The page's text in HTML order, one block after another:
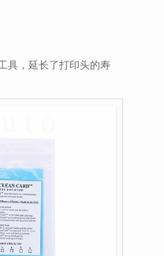
具，延长了打印头的寿